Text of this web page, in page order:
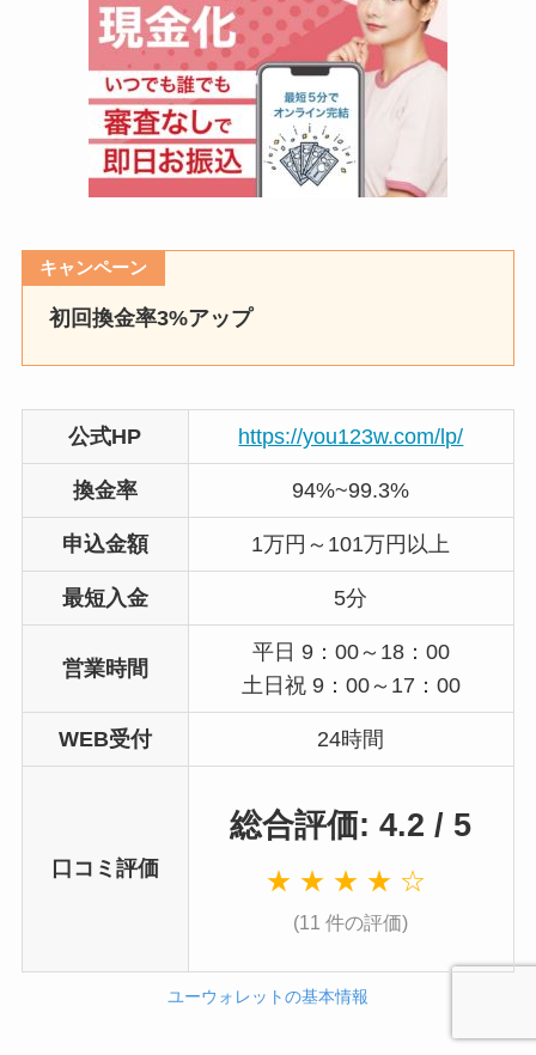
キャンペーン
初回換金率3%アップ
公式HP https://you123w.com/lp/
換金率 94%~99.3%
申込金額 1万円～101万円以上
最短入金 5分
営業時間
平日 9：00～18：00
土日祝 9：00～17：00
WEB受付 24時間
口コミ評価
総合評価: 4.2 / 5
★ ★ ★ ★ ☆
(11 件の評価)
ユーウォレットの基本情報